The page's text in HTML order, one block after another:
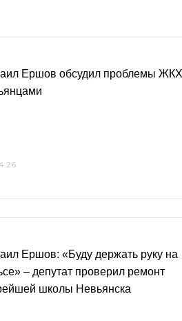
Ершов обсудил проблемы
Ершов: «Буду держать руку на
– депутат проверил ремонт
школы Невьянска